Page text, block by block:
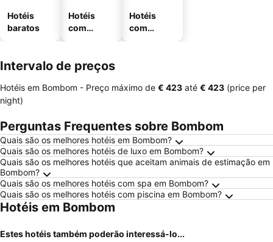
Hotéis
baratos
Hotéis
com
Hotéis
com
Intervalo de preços
Hotéis em Bombom - Preço máximo de ‎€ 423 até ‎€ 423 (price per
night)
Perguntas Frequentes sobre Bombom
Quais são os melhores hotéis em Bombom?
Quais são os melhores hotéis de luxo em Bombom?
Quais são os melhores hotéis que aceitam animais de estimação em
Bombom?
Quais são os melhores hotéis com spa em Bombom?
Quais são os melhores hotéis com piscina em Bombom?
Hotéis em Bombom
Estes hotéis também poderão interessá-lo...